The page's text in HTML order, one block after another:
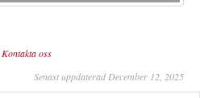
Kontakta oss
Senast uppdaterad December 12, 2025